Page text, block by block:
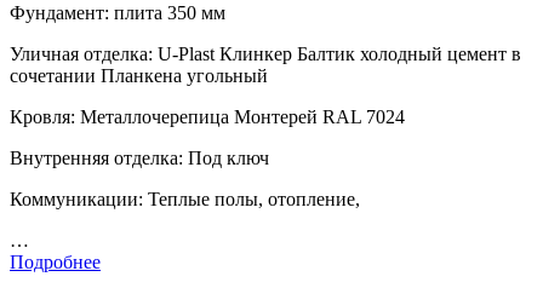
Фундамент: плита 350 мм
Уличная отделка: U-Plast Клинкер Балтик холодный цемент в
сочетании Планкена угольный
Кровля: Металлочерепица Монтерей RAL 7024
Внутренняя отделка: Под ключ
Коммуникации: Теплые полы, отопление,
…
Подробнее